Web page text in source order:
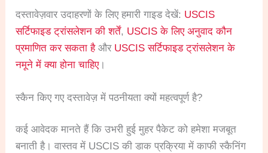
दस्तावेज़वार उदाहरणों के लिए हमारी गाइड देखें: USCIS
सर्टिफाइड ट्रांसलेशन की शर्तें, USCIS के लिए अनुवाद कौन
प्रमाणित कर सकता हैऔर USCIS सर्टिफाइड ट्रांसलेशन के
नमूने में क्या होना चाहिए।
स्कैन किए गए दस्तावेज़ में पठनीयता क्यों महत्वपूर्ण है?
कई आवेदक मानते हैं कि उभरी हुई मुहर पैकेट को हमेशा मजबूत
बनाती है। वास्तव में USCIS की डाक प्रक्रिया में काफी स्कैनिंग